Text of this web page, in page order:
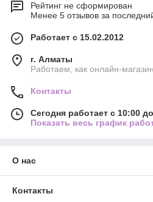
Рейтинг не сформирован
Менее 5 отзывов за
Работает с 15.02.2012
г. Алматы
Работаем, как онлайн-
Контакты
Сегодня работает с 10:00
Показать весь график
О нас
Контакты